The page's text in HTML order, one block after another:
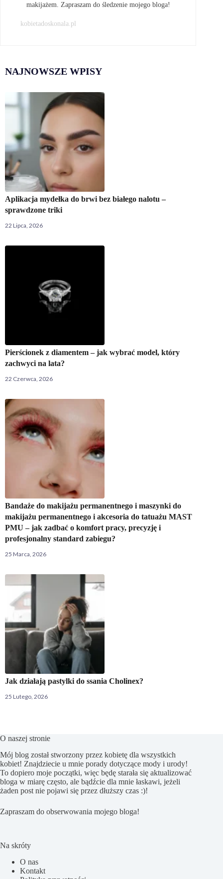
makijażem. Zapraszam do śledzenie mojego bloga!
kobietadoskonala.pl
NAJNOWSZE WPISY
Aplikacja mydełka do brwi bez białego nalotu –
sprawdzone triki
22 Lipca, 2026
Pierścionek z diamentem – jak wybrać model, który
zachwyci na lata?
22 Czerwca, 2026
Bandaże do makijażu permanentnego i maszynki do
makijażu permanentnego i akcesoria do tatuażu MAST
PMU – jak zadbać o komfort pracy, precyzję i
profesjonalny standard zabiegu?
25 Marca, 2026
Jak działają pastylki do ssania Cholinex?
25 Lutego, 2026
O naszej stronie
Mój blog został stworzony przez kobietę dla wszystkich
kobiet! Znajdziecie u mnie porady dotyczące mody i urody!
To dopiero moje początki, więc będę starała się aktualizować
bloga w miarę często, ale bądźcie dla mnie łaskawi, jeżeli
żaden post nie pojawi się przez dłuższy czas :)!
Zapraszam do obserwowania mojego bloga!
Na skróty
O nas
Kontakt